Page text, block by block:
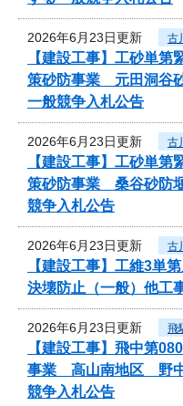
2026年6月23日更新 古
【建設工事】工砂単
策砂防事業 元田洞谷
一般競争入札公告
2026年6月23日更新 古
【建設工事】工砂単
策砂防事業 桑谷砂防
競争入札公告
2026年6月23日更新 古
【建設工事】工維3
決壊防止（一般）他工
2026年6月23日更新 飛
【建設工事】飛中第
事業 高山南地区 野中
競争入札公告